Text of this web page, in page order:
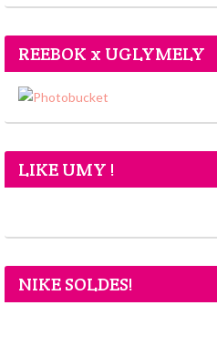
REEBOK x UGLYMELY
LIKE UMY !
NIKE SOLDES!